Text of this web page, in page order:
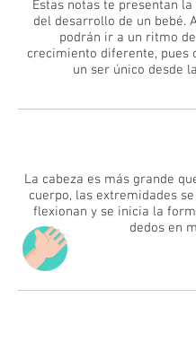
Estas notas te presentan
del desarrollo de un bebé.
podrán ir a un ritmo
crecimiento diferente, pues
un ser único desde
La cabeza es más grande
cuerpo, las extremidades
flexionan y se inicia la
dedos en